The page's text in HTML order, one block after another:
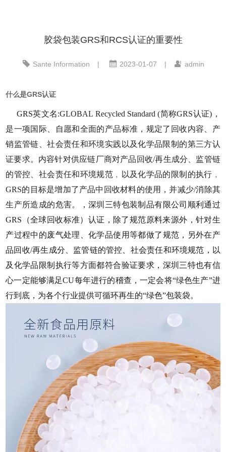
胶袋包装GRS和RCS认证的重要性
Sante Information | 2023-01-07 | admin
什么是GRS认证
GRS英文名:GLOBAL Recycled Standard (简称GRS认证)，
是一项国际、自愿和全面的产品标准，规定了回收内容、产
销监管链、社会责任和环境实践以及化学品限制的第三方认
证要求。内容针对供应链厂商对产品回收/再生成分、监管链
的管控、社会责任和环境规范﹐以及化学品的限制的执行﹐
GRS的目标是增加了产品中回收材料的使用，并减少/消除其
生产所造成的危害。
，深圳三特包装制品有限公司 顺利通过
GRS（全球回收标准）认证，除了规范原料来源外，针对生
产过程中的废气处理、化学品使用等都做了规范，另外在产
品回收/再生成分、监管链的管控、社会责任和环境规范，以
及化学品限制执行等方面都符合验证要求， 深圳三特也有信
心一定能够满足CU每年进行的稽查，一定会将“绿色生产”进
行到底，为各个行业提供可循环再生的“绿色”包装袋。